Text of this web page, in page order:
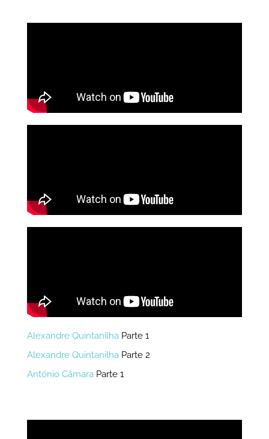
Alexandre Quintanilha Parte 1
Alexandre Quintanilha Parte 2
António Câmara Parte 1